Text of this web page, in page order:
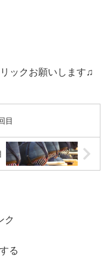
ックお願いします♫
目
ク
る